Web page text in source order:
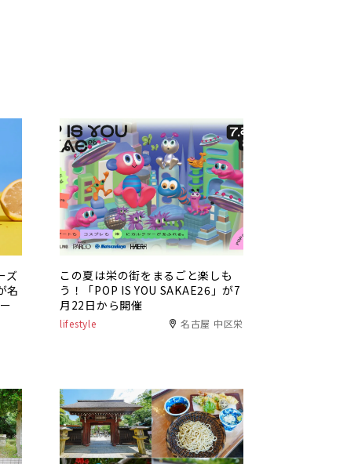
ズ
名
この夏は栄の街をまるごと楽しも
う！「POP IS YOU SAKAE26」が7
月22日から開催
lifestyle 名古屋 中区栄